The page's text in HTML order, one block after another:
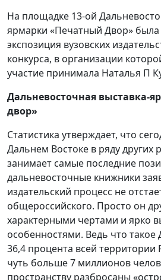
На площадке 13-ой
ярмарки «Печатный Двор» была
экспозиция вузовских
конкурса, в организации
участие принимала Наталья П
Дальневосточная выставка-
двор»
Статистика утверждает, что
Дальнем Востоке в ряду других
занимает самые последние
дальневосточные книжники
издательский процесс не
общероссийского. Просто он
характерными чертами и ярко
особенностями. Ведь что такое
36,4 процента всей территории
чуть больше 7 миллионов
пространству разбросаны